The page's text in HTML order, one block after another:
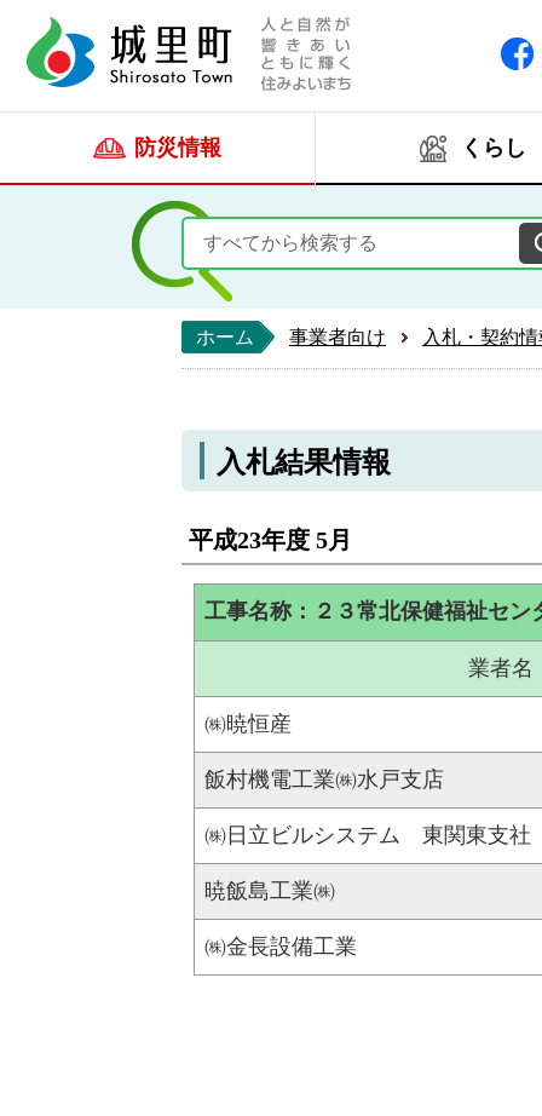
防災情報 くらし
ホーム 事業者向け 入札・契約
入札結果情報
平成23年度 5月
工事名称：２３常北保健福祉セン
業者名
㈱暁恒産
飯村機電工業㈱水戸支店
㈱日立ビルシステム 東関東支社
暁飯島工業㈱
㈱金長設備工業